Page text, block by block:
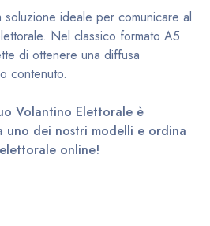
ideale per comunicare al
Nel classico formato A5
di ottenere una diffusa
contenuto.
Volantino Elettorale è
uno dei nostri modelli e ordina
online!